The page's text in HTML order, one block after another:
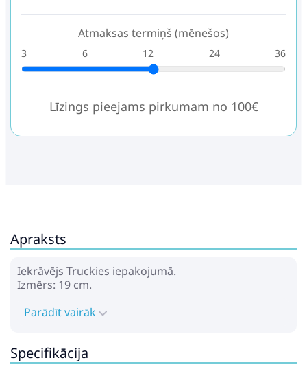
Atmaksas termiņš (mēnešos)
3 6 12 24 36
Līzings pieejams pirkumam no 100€
Apraksts
Iekrāvējs Truckies iepakojumā.
Izmērs: 19 cm.
Parādīt vairāk
Specifikācija